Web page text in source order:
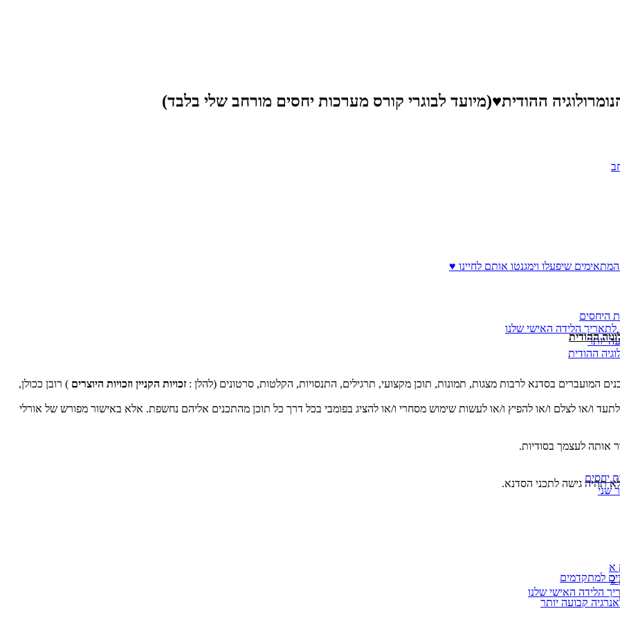
שיפעלו וימגנטו אותם לחיינו ♥
היחסים
הלידה האישי שלנו
יותר
ההודית
יחסים
שני
למתקדמים
קבועה יותר
ההודית♥(מיועד לבוגרי קורס מערכות יחסים מורחב שלי בלבד)
ההודית
המועברים בסדנא לרבות מצגות, תמונות, תוכן מקצועי, תרגילים, התנסויות, הקלטות, סרטונים (להלן : זכויות הקניין וזכויות היוצרים ) רובן ככולן,
ו/או לצלם ו/או להפיץ ו/או לעשות שימוש מסחרי ו/או להציג בפומבי בכל דרך כל תוכן מהתכנים אליהם נחשפת. אלא באישור מפורש של אורלי
אותה לעצמך בסודיות.
א
הלידה האישי שלנו